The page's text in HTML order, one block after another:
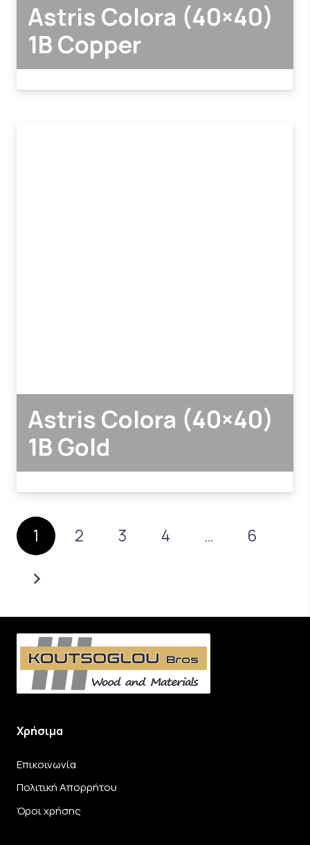
Astris Colora (40×40)
1B Copper
Astris Colora (40×40)
1B Gold
1 2 3 4 … 6
Χρήσιμα
Επικοινωνία
Πολιτική Απορρήτου
Όροι χρήσης